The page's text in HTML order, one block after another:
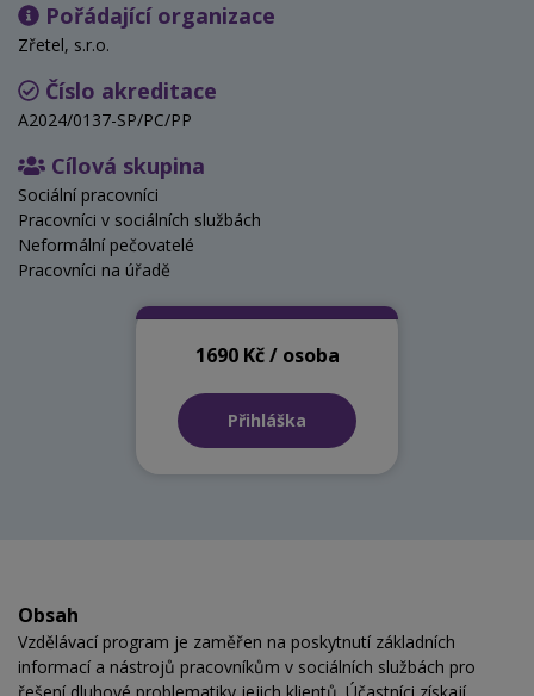
Pořádající organizace
Zřetel, s.r.o.
Číslo akreditace
A2024/0137-SP/PC/PP
Cílová skupina
Sociální pracovníci
Pracovníci v sociálních službách
Neformální pečovatelé
Pracovníci na úřadě
1690 Kč / osoba
Přihláška
Obsah
Vzdělávací program je zaměřen na poskytnutí základních
informací a nástrojů pracovníkům v sociálních službách pro